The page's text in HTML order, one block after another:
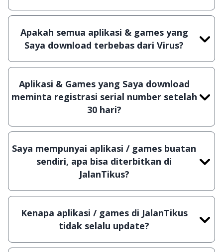
Ya, JalanTikus hanya membagikan aplikasi &
games yang gratis (Freeware) dan legal, dalam
artian tidak (bajakan) hasil crack, patch atau
semacamnya.
Apakah semua aplikasi & games yang
Saya download terbebas dari Virus?
Ya, JalanTikus selalu melakukan scanning dengan
3 jenis Antivirus (Kaspersky, AVG & Avast) sebelum
menerbitkan suatu aplikasi atau games, sehingga
bisa dijamin 100% terbebas dari virus.
Aplikasi & Games yang Saya download
meminta registrasi serial number setelah
30 hari?
Meskipun dibagikan secara gratis, namun ada
beberapa aplikasi & games yang dibagikan secara
Shareware, dalam arti hanya bisa digunakan
dalam jangka waktu tertentu dan jika ingin lanjut
menggunakannya kamu harus membeli lisensi
aslinya.
Saya mempunyai aplikasi / games buatan
sendiri, apa bisa diterbitkan di
JalanTikus?
Tentu saja bisa. Silahkan kirim email ke
info@jalantikus.comdengan menyertakan Nama
Aplikasi/Games, Deskripsi serta Lampiran File
instalasi / (APK) jika Android
Kenapa aplikasi / games di JalanTikus
tidak selalu update?
Demi menjaga kualitas aplikasi dan games yang